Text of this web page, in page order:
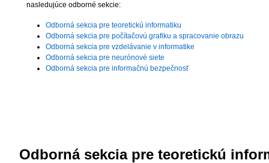
nasledujúce odborné sekcie:
Odborná sekcia pre teoretickú informatiku
Odborná sekcia pre počítačovú grafiku a spracovanie obrazu
Odborná sekcia pre vzdelávanie v informatike
Odborná sekcia pre neurónové siete
Odborná sekcia pre informačnú bezpečnosť
Odborná sekcia pre teoretickú